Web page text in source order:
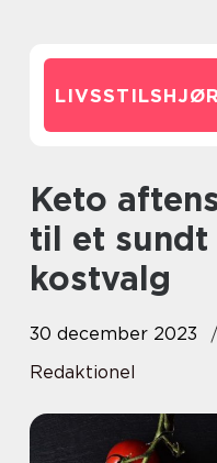
Keto aftensmad: En guide
til et
kostvalg
30 december 2023
Redaktionel